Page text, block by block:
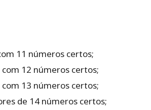
‌11‌ ‌números‌ ‌certos‌;‌
‌12‌ ‌números‌ ‌certos;‌
‌13‌ ‌números‌ ‌certos;‌
‌de‌ ‌14‌ ‌números certos;‌